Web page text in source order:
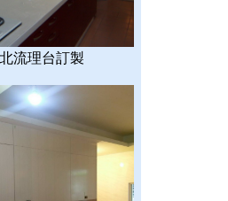
流理台訂製